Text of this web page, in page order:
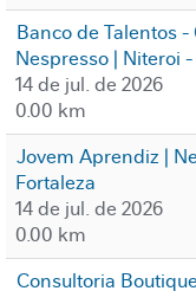
Banco de Talentos
Nespresso | Niteroi
14 de jul. de 2026
0.00 km
Jovem Aprendiz |
Fortaleza
14 de jul. de 2026
0.00 km
Consultoria